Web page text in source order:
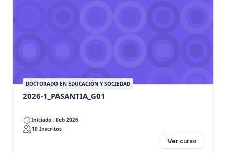
DOCTORADO EN EDUCACIÓN Y SOCIEDAD
2026-1_PASANTIA_G01
Iniciado:: Feb 2026
10 Inscritos
Ver curso